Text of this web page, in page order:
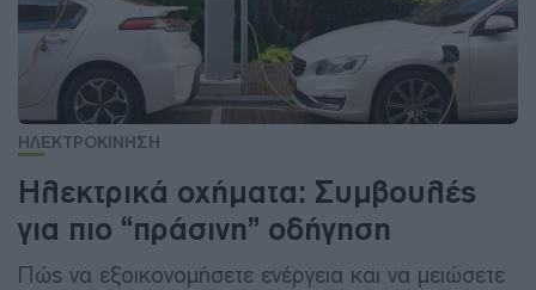
ΗΛΕΚΤΡΟΚΙΝΗΣΗ
Ηλεκτρικά οχήματα: Συμβουλές
για πιο “πράσινη” οδήγηση
Πώς να εξοικονομήσετε ενέργεια και να μειώσετε